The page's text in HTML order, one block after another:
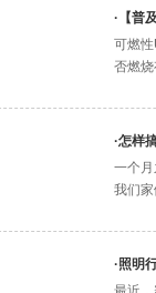
· 【普
可燃
否燃
·怎样
一个
我们
·照明